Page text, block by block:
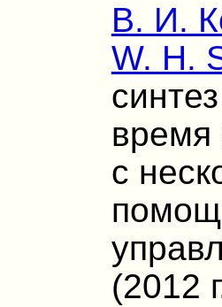
В. И.
W. H.
время
с
(2012